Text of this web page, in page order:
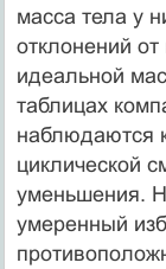
масса тела у
отклонений
идеальной
таблицах
наблюдаются
циклической
уменьшения.
умеренный